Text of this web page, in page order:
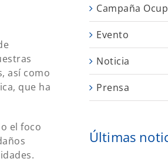
así como
que ha
el foco
Campaña
Evento
Noticia
Prensa
Últimas